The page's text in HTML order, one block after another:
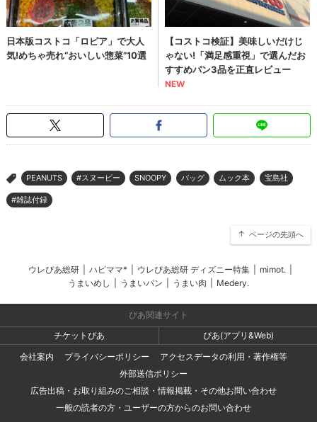
> PEANUTS #スヌーピー SNOOPY バッグ ムック本 宝島社
#雑誌付録
ページの先頭へ
ウレぴあ総研 ハピママ* ウレぴあ総研 ディズニー特集 mimot.
うまいめし
うまいパン うまい肉 Medery.
ぴあ関連サイト
チケットぴあ
ぴあ(アプリ&Web)
会社案内
プライバシーポリシー
アクセスデータの利用・著作権等
外部送信ポリシー
広告出稿・お取り組みのご相談・情報掲載・その他お問い合わせ
一般の読者の方・ユーザーの方からのお問い合わせ